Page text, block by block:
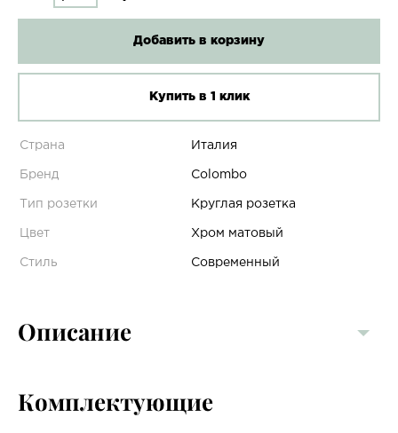
Добавить в корзину
Купить в 1 клик
Страна Италия
Бренд Colombo
Тип розетки Круглая розетка
Цвет Хром матовый
Стиль Современный
Описание
Комплектующие